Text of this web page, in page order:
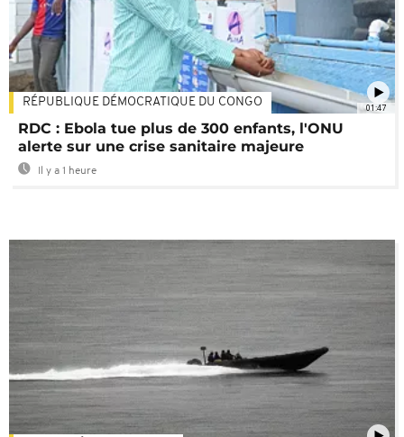
01:47
RÉPUBLIQUE DÉMOCRATIQUE DU CONGO
RDC : Ebola tue plus de 300 enfants, l'ONU
alerte sur une crise sanitaire majeure
Il y a 1 heure